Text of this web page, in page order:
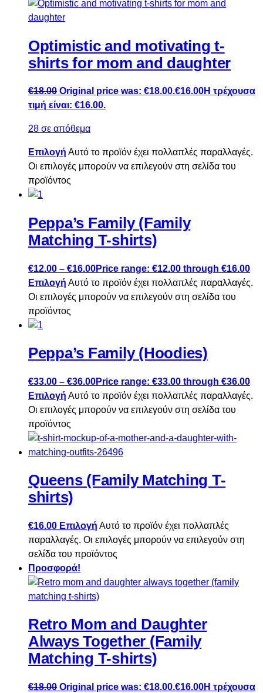
Optimistic and motivating t-
shirts for mom and daughter
€18.00 Original price was: €18.00.€16.00Η τρέχουσα
τιμή είναι: €16.00.
28 σε απόθεμα
Επιλογή Αυτό το προϊόν έχει πολλαπλές παραλλαγές.
Οι επιλογές μπορούν να επιλεγούν στη σελίδα του
προϊόντος
Peppa’s Family (Family
Matching T-shirts)
€12.00 – €16.00Price range: €12.00 through €16.00
Επιλογή Αυτό το προϊόν έχει πολλαπλές παραλλαγές.
Οι επιλογές μπορούν να επιλεγούν στη σελίδα του
προϊόντος
Peppa’s Family (Hoodies)
€33.00 – €36.00Price range: €33.00 through €36.00
Επιλογή Αυτό το προϊόν έχει πολλαπλές παραλλαγές.
Οι επιλογές μπορούν να επιλεγούν στη σελίδα του
προϊόντος
Queens (Family Matching T-
shirts)
€16.00 Επιλογή Αυτό το προϊόν έχει πολλαπλές
παραλλαγές. Οι επιλογές μπορούν να επιλεγούν στη
σελίδα του προϊόντος
Προσφορά!
Retro Mom and Daughter
Always Together (Family
Matching T-shirts)
€18.00 Original price was: €18.00.€16.00Η τρέχουσα